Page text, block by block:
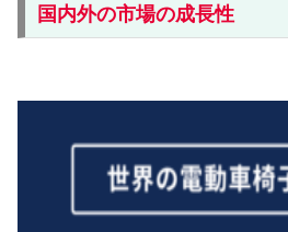
国内外の市場の成長性